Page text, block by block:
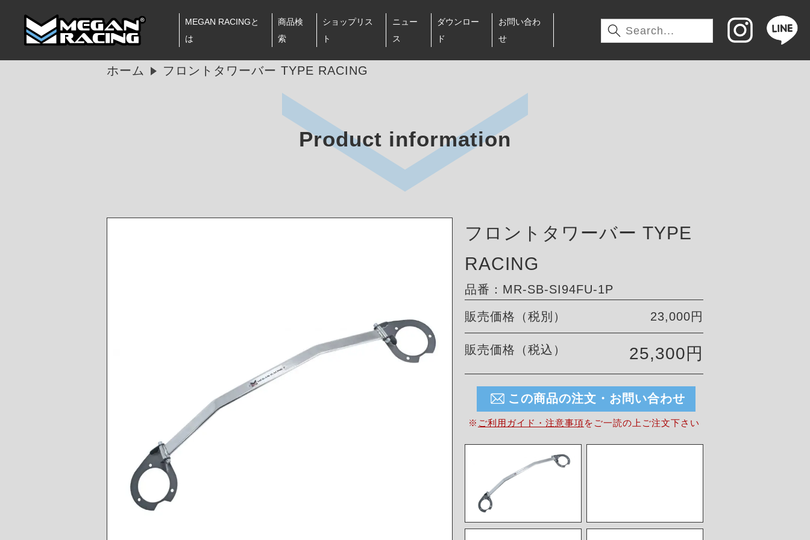
MEGAN RACINGと
は
商品検
索
ショップリス
ト
ニュー
ス
ダウンロー
ド
お問い合わ
せ
ホーム フロントタワーバー TYPE RACING
Product information
フロントタワーバー TYPE
RACING
品番：MR-SB-SI94FU-1P
販売価格（税別） 23,000円
販売価格（税込） 25,300円
この商品の注文・お問い合わせ
※ ご利用ガイド・注意事項を ご一読の上ご注文下さい